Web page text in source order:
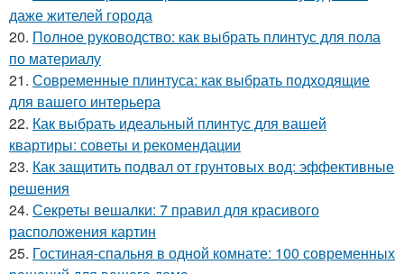
даже жителей города
20. Полное руководство: как выбрать плинтус для пола
по материалу
21. Современные плинтуса: как выбрать подходящие
для вашего интерьера
22. Как выбрать идеальный плинтус для вашей
квартиры: советы и рекомендации
23. Как защитить подвал от грунтовых вод: эффективные
решения
24. Секреты вешалки: 7 правил для красивого
расположения картин
25. Гостиная-спальня в одной комнате: 100 современных